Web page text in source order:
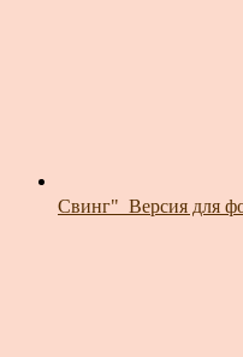
Свинг"_Версия для